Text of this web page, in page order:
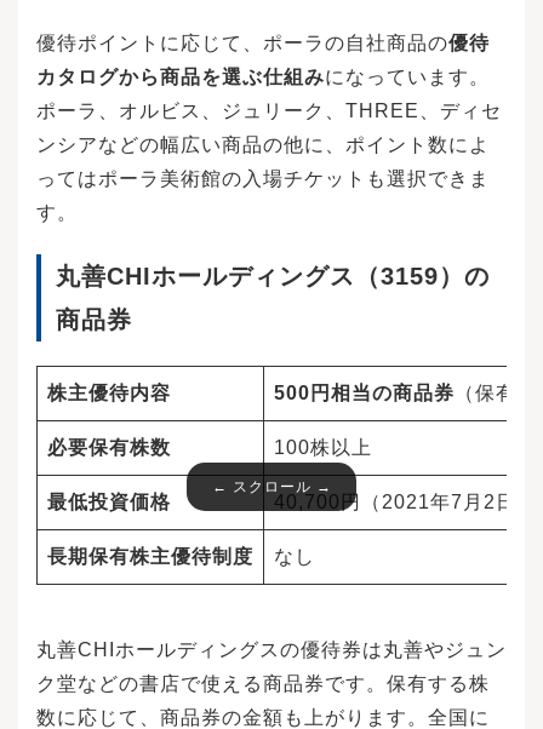
優待ポイントに応じて、ポーラの自社商品の優待
カタログから商品を選ぶ仕組みになっています。
ポーラ、オルビス、ジュリーク、THREE、ディセ
ンシアなどの幅広い商品の他に、ポイント数によ
ってはポーラ美術館の入場チケットも選択できま
す。
丸善CHIホールディングス（3159）の
商品券
株主優待内容 500円相当の商品券 （保有
必要保有株数 100株以上
最低投資価格 40,700円（2021年7月2日終
長期保有株主優待制度 なし
丸善CHIホールディングスの優待券は丸善やジュン
ク堂などの書店で使える商品券です。保有する株
数に応じて、商品券の金額も上がります。全国に